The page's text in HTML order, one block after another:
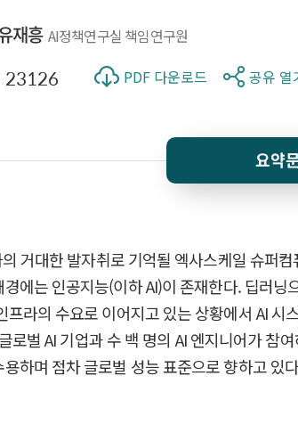
재흥 AI정책연구실 책임연구원
23126 PDF 다운로드 공유 열
요약
거대한 발자취로 기억될 엑사스케일 슈퍼
에는 인공지능(이하 AI)이 존재한다. 딥러
프라의 수요로 이어지고 있는 상황에서 AI
로벌 AI 기업과 수 백 명의 AI 엔지니어가 참
하며 점차 글로벌 성능 표준으로 향하고